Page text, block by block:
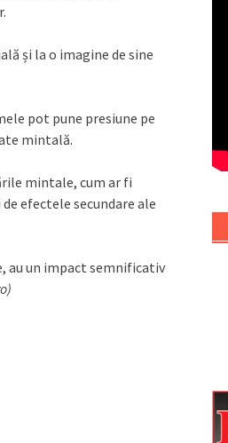
și la o imagine de sine
pot pune presiune pe
mintală.
mintale, cum ar fi
efectele secundare ale
au un impact semnificativ